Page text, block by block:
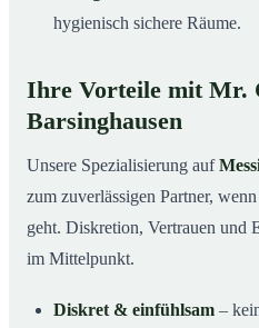
hygienisch sichere Räume.
Ihre Vorteile mit Mr.
Barsinghausen
Unsere Spezialisierung auf
zum zuverlässigen Partner,
geht. Diskretion, Vertrauen und
im Mittelpunkt.
Diskret & einfühlsam –